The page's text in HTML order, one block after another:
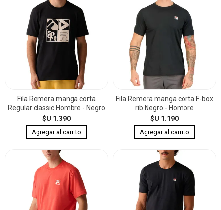
Fila Remera manga corta
Regular classic Hombre - Negro
$U 1.390
Fila Remera manga corta F-box
rib Negro - Hombre
$U 1.190